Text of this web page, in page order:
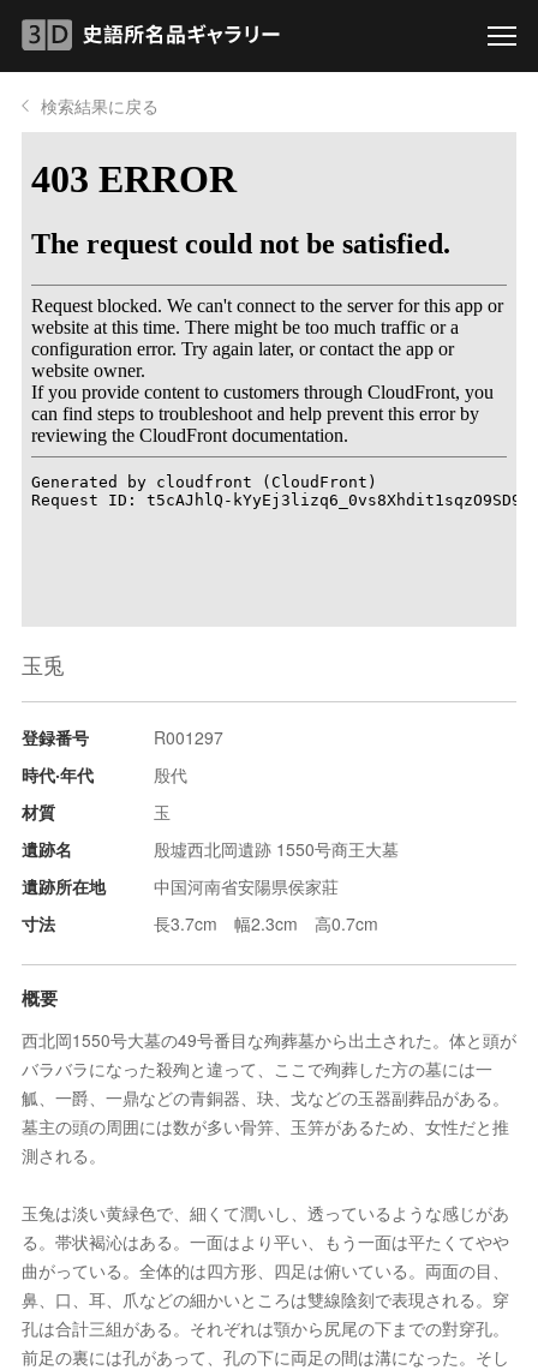
検索結果に戻る
玉兎
登録番号
R001297
時代‧年代
殷代
材質
玉
遺跡名
殷墟西北岡遺跡 1550号商王大墓
遺跡所在地
中国河南省安陽県侯家莊
寸法
長3.7cm 幅2.3cm 高0.7cm
概要
西北岡1550号大墓の49号番目な殉葬墓から出土された。体と頭が
バラバラになった殺殉と違って、ここで殉葬した方の墓には一
觚、一爵、一鼎などの青銅器、玦、戈などの玉器副葬品がある。
墓主の頭の周囲には数が多い骨笄、玉笄があるため、女性だと推
測される。
玉兔は淡い黄緑色で、細くて潤いし、透っているような感じがあ
る。帯状褐沁はある。一面はより平い、もう一面は平たくてやや
曲がっている。全体的は四方形、四足は俯いている。両面の目、
鼻、口、耳、爪などの細かいところは雙線陰刻で表現される。穿
孔は合計三組がある。それぞれは顎から尻尾の下までの對穿孔。
前足の裏には孔があって、孔の下に両足の間は溝になった。そし